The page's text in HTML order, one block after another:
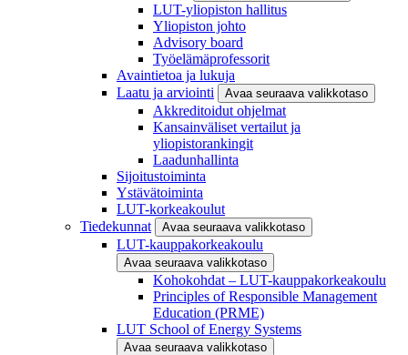
LUT-yliopiston hallitus
Yliopiston johto
Advisory board
Työelämäprofessorit
Avaintietoa ja lukuja
Laatu ja arviointi
Avaa seuraava valikkotaso
Akkreditoidut ohjelmat
Kansainväliset vertailut ja
yliopistorankingit
Laadunhallinta
Sijoitustoiminta
Ystävätoiminta
LUT-korkeakoulut
Tiedekunnat
Avaa seuraava valikkotaso
LUT-kauppakorkeakoulu
Avaa seuraava valikkotaso
Kohokohdat – LUT-kauppakorkeakoulu
Principles of Responsible Management
Education (PRME)
LUT School of Energy Systems
Avaa seuraava valikkotaso